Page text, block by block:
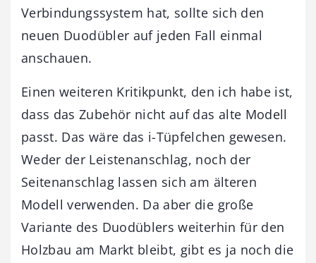
Verbindungssystem hat, sollte sich den
neuen Duodübler auf jeden Fall einmal
anschauen.
Einen weiteren Kritikpunkt, den ich habe ist,
dass das Zubehör nicht auf das alte Modell
passt. Das wäre das i-Tüpfelchen gewesen.
Weder der Leistenanschlag, noch der
Seitenanschlag lassen sich am älteren
Modell verwenden. Da aber die große
Variante des Duodüblers weiterhin für den
Holzbau am Markt bleibt, gibt es ja noch die